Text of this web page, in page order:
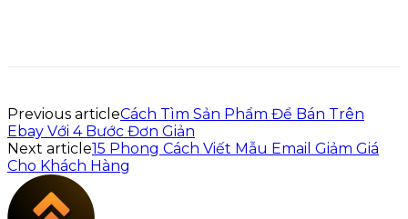
Previous articleCách Tìm Sản Phẩm Để Bán Trên
Ebay Với 4 Bước Đơn Giản
Next article15 Phong Cách Viết Mẫu Email Giảm Giá
Cho Khách Hàng